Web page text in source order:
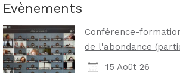
Evènements
Conférence-
de l'abondance
15 Août 26